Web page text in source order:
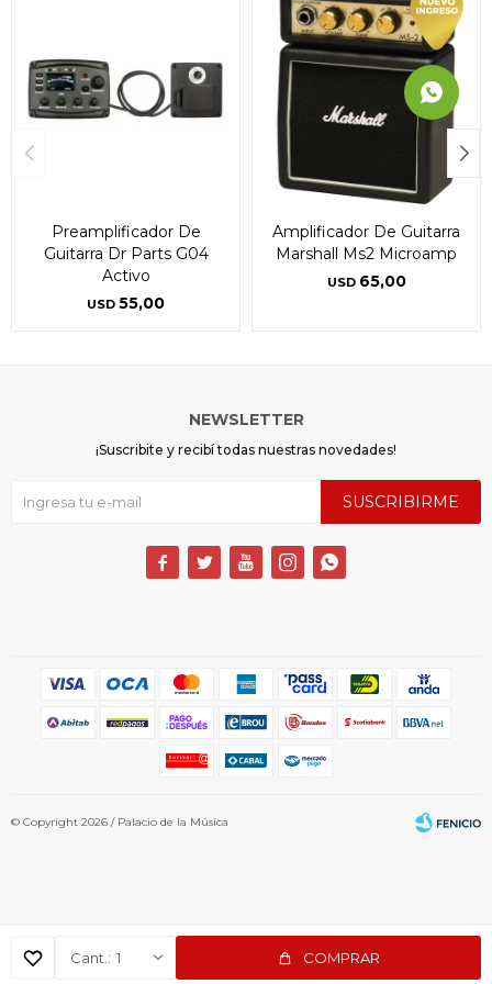
1
COMPRAR
Preamplificador De
Guitarra Dr Parts G04
Activo
USD 55,00
Amplificador De Guitarra
Marshall Ms2 Microamp
USD 65,00
NEWSLETTER
¡Suscribite y recibí todas nuestras novedades!
SUSCRIBIRME
    
© Copyright 2026 / Palacio de la Música